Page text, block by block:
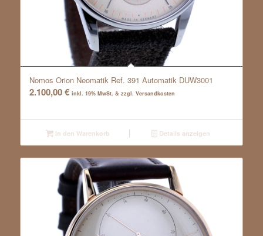
Nomos Orion Neomatik Ref. 391 Automatik DUW3001
2.100,00€ inkl. 19% MwSt. & zzgl. Versandkosten
In den Warenkorb Details anzeigen